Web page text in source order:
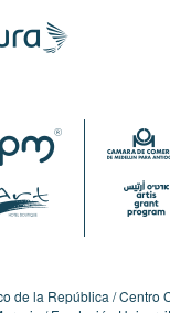
de la República Centro